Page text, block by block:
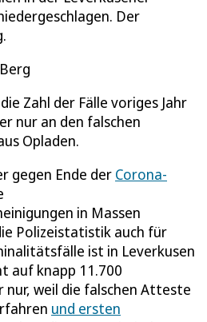
Der
Zahl der Fälle voriges Jahr
nur an den falschen
Opladen.
gegen Ende der Corona-
in Massen
Polizeistatistik auch für
ist in Leverkusen
auf knapp 11.700
nur, weil die falschen Atteste
und ersten